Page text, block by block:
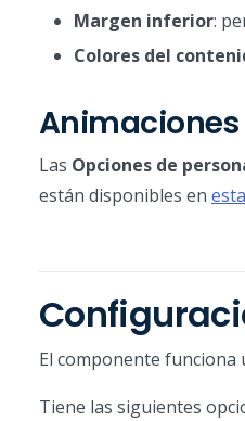
Margen inferior:
Colores del
Animaciones
Las Opciones de
están disponibles en
El componente
Tiene las siguientes